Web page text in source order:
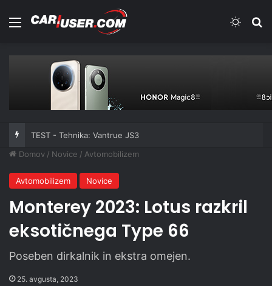
Meni
TEST - Tehnika: Vantrue JS3
Domov / Novice / Avtomobilizem
Avtomobilizem Novice
Monterey 2023: Lotus razkril
eksotičnega Type 66
Poseben dirkalnik in ekstra omejen.
25. avgusta, 2023